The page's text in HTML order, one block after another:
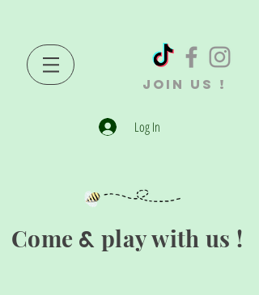
JOIN US !
Log In
Come & play with us !